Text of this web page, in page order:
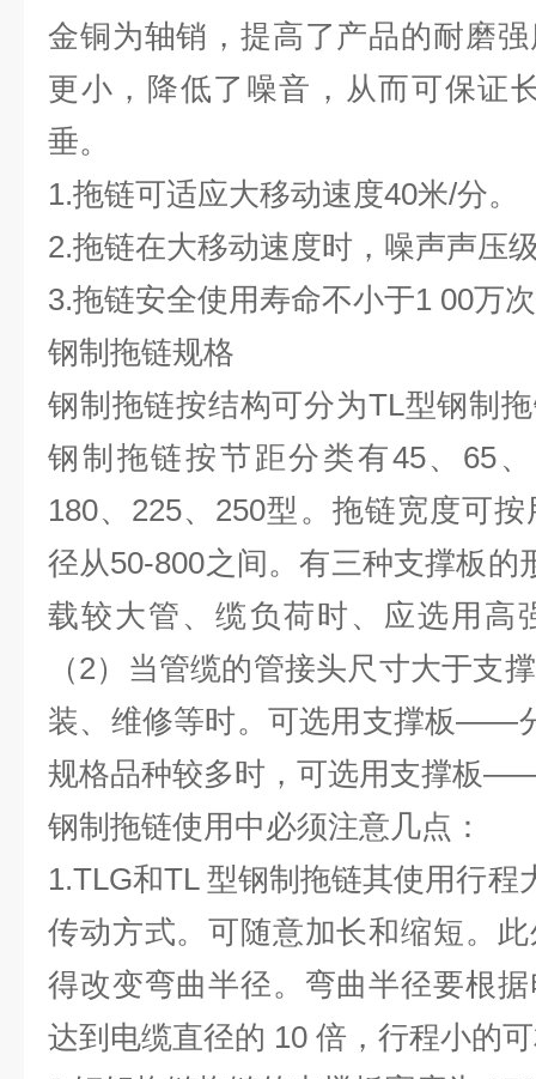
金铜为轴销，提高了产品的耐磨
更小，降低了噪音，从而可保证
垂。
1.拖链可适应大移动速度40米/分。
2.拖链在大移动速度时，噪声声压
3.拖链安全使用寿命不小于1 00万
钢制拖链规格
钢制拖链按结构可分为TL型钢制
钢制拖链按节距分类有45、65
180、225、250型。拖链宽度可
径从50-800之间。有三种支撑板的
载较大管、缆负荷时、应选用
（2）当管缆的管接头尺寸大于支
装、维修等时。可选用支撑板——
规格品种较多时，可选用支撑板
钢制拖链使用中必须注意几点：
1.TLG和TL 型钢制拖链其使用行程
传动方式。可随意加长和缩短。
得改变弯曲半径。弯曲半径要根
达到电缆直径的 10 倍，行程小的